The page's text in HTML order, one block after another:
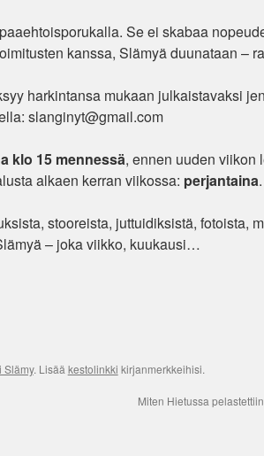
Se ei skabaa
kanssa, Slämyä duunataan –
harkintansa mukaan julkaistavaksi
slanginyt@gmail.com
klo 15 mennessä, ennen uuden viikon
alkaen kerran viikossa: perjantaina.
stooreista, juttuidiksistä, fotoista,
– joka viikko, kuukausi…
Slämy. Lisää kestolinkki kirjanmerkkeihisi.
Miten Hietussa